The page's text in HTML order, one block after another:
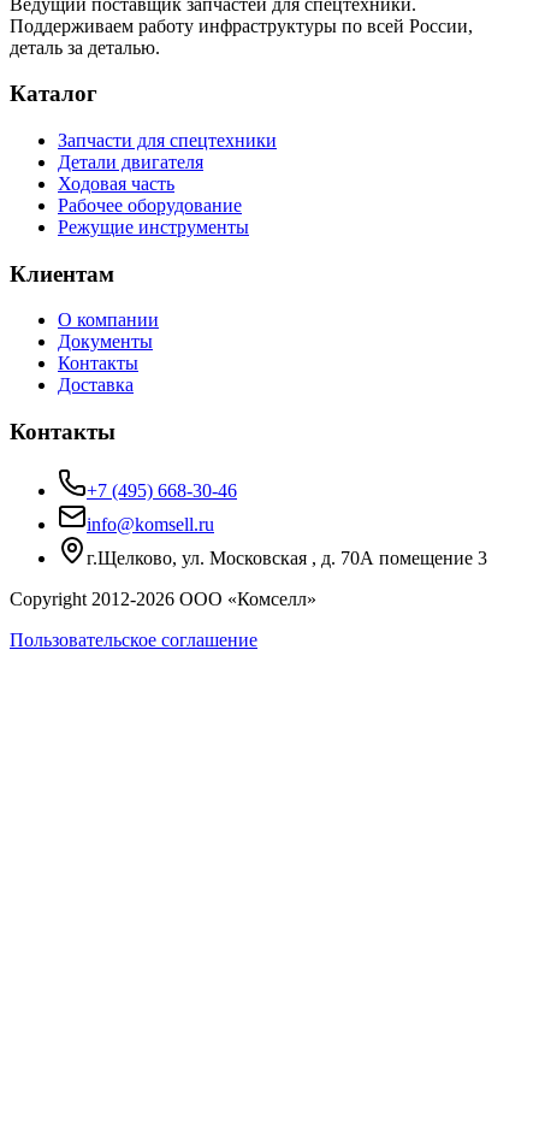
Поддерживаем работу инфраструктуры по всей России,
деталь за деталью.
Каталог
Запчасти для спецтехники
Детали двигателя
Ходовая часть
Рабочее оборудование
Режущие инструменты
Клиентам
О компании
Документы
Контакты
Доставка
Контакты
+7 (495) 668-30-46
info@komsell.ru
г.Щелково, ул. Московская , д. 70А помещение 3
Copyright 2012-2026 ООО «Комселл»
Пользовательское соглашение